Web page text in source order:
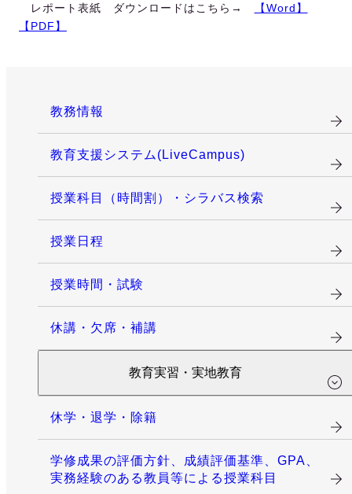
レポート表紙 ダウンロードはこちら→
【Word】
【PDF】
教務情報
教育支援システム(LiveCampus)
授業科目（時間割）・シラバス検索
授業日程
授業時間・試験
休講・欠席・補講
教育実習・実地教育
休学・退学・除籍
学修成果の評価方針、成績評価基準、GPA、
実務経験のある教員等による授業科目